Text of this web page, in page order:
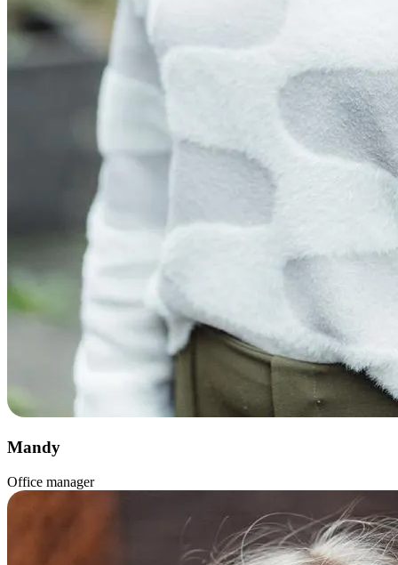
Mandy
Office manager